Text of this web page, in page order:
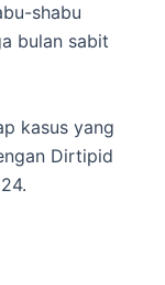
shabu
bulan sabit
kasus yang
Dirtipid